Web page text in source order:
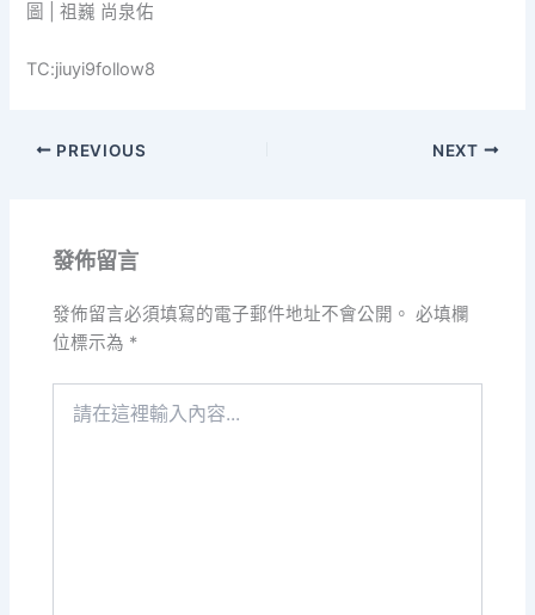
圖 | 祖巍 尚泉佑
TC:jiuyi9follow8
PREVIOUS NEXT
發佈留言
發佈留言必須填寫的電子郵件地址不會公開。 必填欄
位標示為 *